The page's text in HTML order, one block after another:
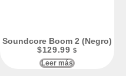
Soundcore Boom 2 (Negro)
$129.99 $
Leer más